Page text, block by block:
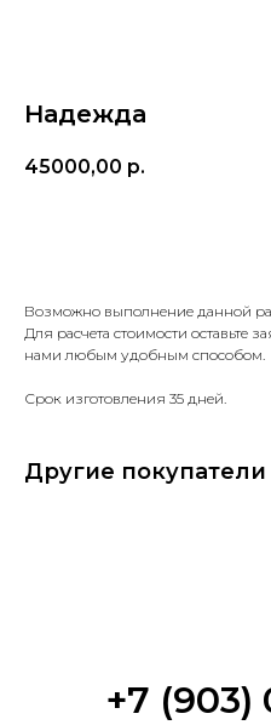
Надежда
45000,00 р.
Возможно выполнение данной
Для расчета стоимости оставьте
нами любым удобным способом.
Срок изготовления 35 дней.
Другие
+7 (903)